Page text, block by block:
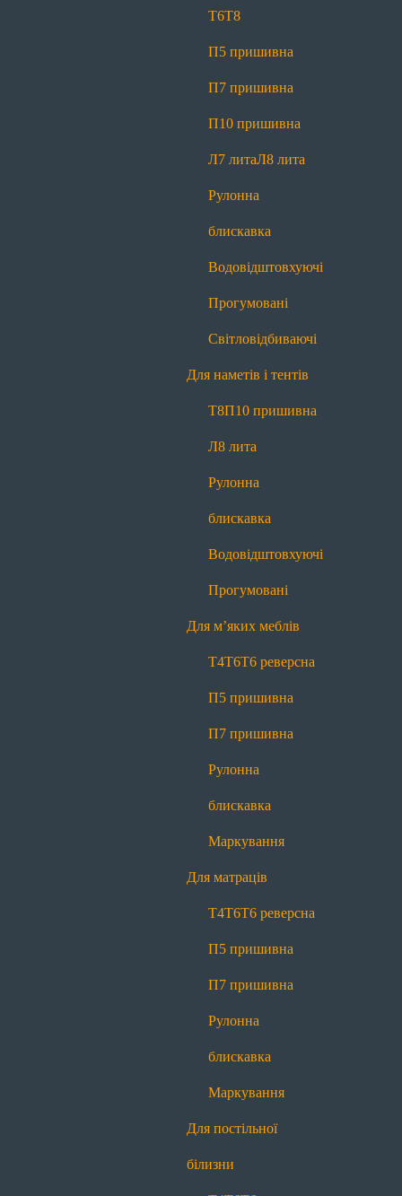
Т6Т8
П5 пришивна
П7 пришивна
П10 пришивна
Л7 литаЛ8 лита
Рулонна
блискавка
Водовідштовхуючі
Прогумовані
Світловідбиваючі
Для наметів і тентів
Т8П10 пришивна
Л8 лита
Рулонна
блискавка
Водовідштовхуючі
Прогумовані
Для м’яких меблів
Т4Т6Т6 реверсна
П5 пришивна
П7 пришивна
Рулонна
блискавка
Маркування
Для матраців
Т4Т6Т6 реверсна
П5 пришивна
П7 пришивна
Рулонна
блискавка
Маркування
Для постільної
білизни
Світловідбиваючі
Т8
Рулонна блискавка Водовідштовхуючі
Світловідбиваючі
Рулонна блискавка
П5 пришивна П7 пришивна
Л7 лита Л8 лита
Рулонна блискавка Водовідштовхуючі
Світловідбиваючі
П10 пришивна
Рулонна блискавка
Т6 реверсна П5 пришивна
Рулонна блискавка
Т6 реверсна
Рулонна блискавка
Для постільної білизни
Т6 реверсна П7 пришивна
Рулонна блискавка
Виробництво